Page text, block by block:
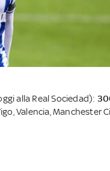
alla Real Sociedad):
Valencia, Manchester